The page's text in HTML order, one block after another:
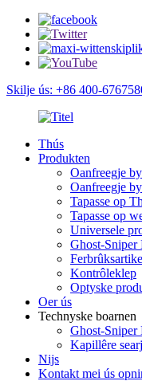
Skilje ús: +86 400-
Thús
Produkten
Oanfreegje
Oanfreegje
Tapasse op
Tapasse op
Universele
Ghost-Sniper
Kontrôleklep
Optyske
Oer ús
Technyske boarnen
Ghost-Sniper
Kapillêre
Nijs
Kontakt mei ús